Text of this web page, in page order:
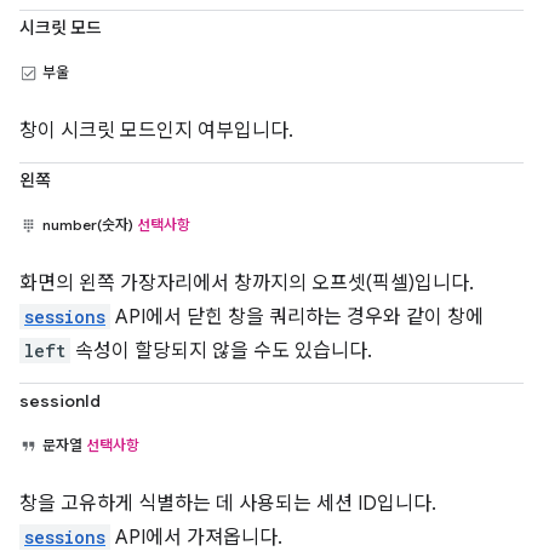
시크릿 모드
부울
창이 시크릿 모드인지 여부입니다.
왼쪽
number(숫자) 선택사항
화면의 왼쪽 가장자리에서 창까지의 오프셋(픽셀)입니다.
sessions API에서 닫힌 창을 쿼리하는 경우와 같이 창에
left 속성이 할당되지 않을 수도 있습니다.
sessionId
문자열 선택사항
창을 고유하게 식별하는 데 사용되는 세션 ID입니다.
sessions API에서 가져옵니다.